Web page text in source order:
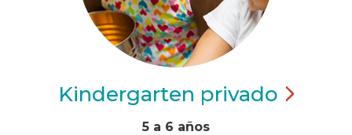
Kindergarten privado
5 a 6 años